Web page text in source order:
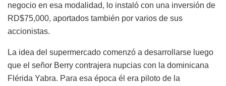
negocio en esa modalidad, lo instaló con una inversión de
RD$75,000, aportados también por varios de sus
accionistas.
La idea del supermercado comenzó a desarrollarse luego
que el señor Berry contrajera nupcias con la dominicana
Flérida Yabra. Para esa época él era piloto de la